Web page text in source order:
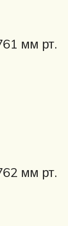
мм рт.
мм рт.